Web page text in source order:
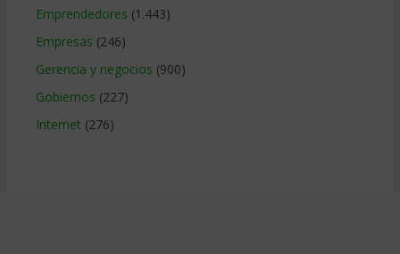
Emprendedores (1.443)
Empresas (246)
Gerencia y negocios (900)
Gobiernos (227)
Internet (276)